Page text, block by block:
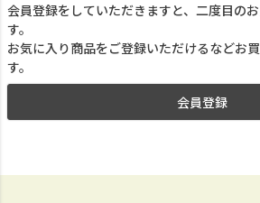
会員登録をしていただきますと、二度目の
す。
お気に入り商品をご登録いただけるなどお
す。
会員登録